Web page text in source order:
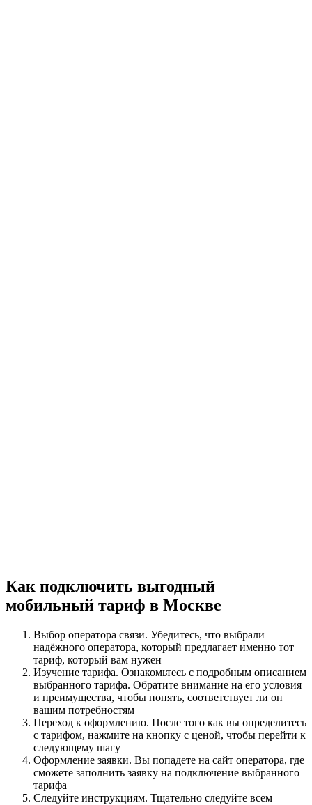
Как подключить выгодный
мобильный тариф в Москве
Выбор оператора связи. Убедитесь, что выбрали
надёжного оператора, который предлагает именно тот
тариф, который вам нужен
Изучение тарифа. Ознакомьтесь с подробным описанием
выбранного тарифа. Обратите внимание на его условия
и преимущества, чтобы понять, соответствует ли он
вашим потребностям
Переход к оформлению. После того как вы определитесь
с тарифом, нажмите на кнопку с ценой, чтобы перейти к
следующему шагу
Оформление заявки. Вы попадете на сайт оператора, где
сможете заполнить заявку на подключение выбранного
тарифа
Следуйте инструкциям. Тщательно следуйте всем